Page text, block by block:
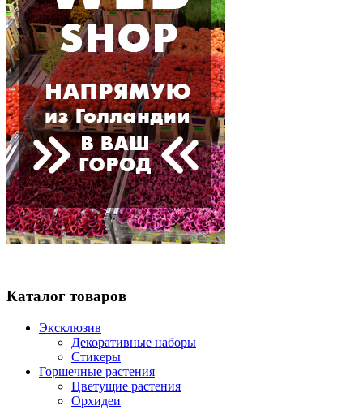
Каталог товаров
Эксклюзив
Декоративные наборы
Стикеры
Горшечные растения
Цветущие растения
Орхидеи